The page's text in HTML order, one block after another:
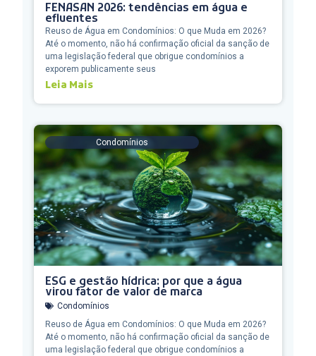
FENASAN 2026: tendências em água e
efluentes
Reuso de Água em Condomínios: O que Muda em 2026?
Até o momento, não há confirmação oficial da sanção de
uma legislação federal que obrigue condomínios a
exporem publicamente seus
Leia Mais
Condomínios
ESG e gestão hídrica: por que a água
virou fator de valor de marca
Condomínios
Reuso de Água em Condomínios: O que Muda em 2026?
Até o momento, não há confirmação oficial da sanção de
uma legislação federal que obrigue condomínios a